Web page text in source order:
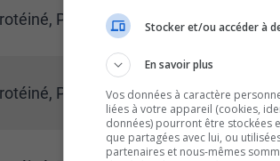
Pêche aigre : 49 g
8
Pêche aigre : 6 x 49 g
3
9
Stocker et/ou accéder à
En savoir plus
Vos données à caractère
liées à votre appareil (cookies,
données) pourront être stockées
que partagées avec lui, ou
partenaires et nous-mêmes